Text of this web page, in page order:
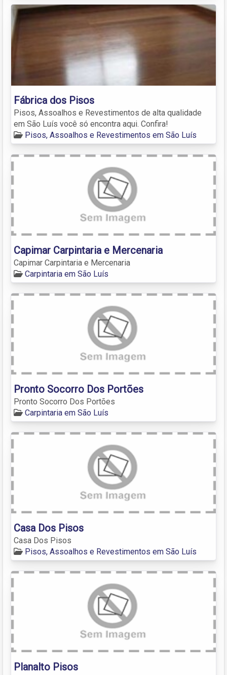
Fábrica dos Pisos
Pisos, Assoalhos e Revestimentos de alta qualidade
em São Luís você só encontra aqui. Confira!
Pisos, Assoalhos e Revestimentos em São Luís
Capimar Carpintaria e Mercenaria
Capimar Carpintaria e Mercenaria
Carpintaria em São Luís
Pronto Socorro Dos Portões
Pronto Socorro Dos Portões
Carpintaria em São Luís
Casa Dos Pisos
Casa Dos Pisos
Pisos, Assoalhos e Revestimentos em São Luís
Planalto Pisos